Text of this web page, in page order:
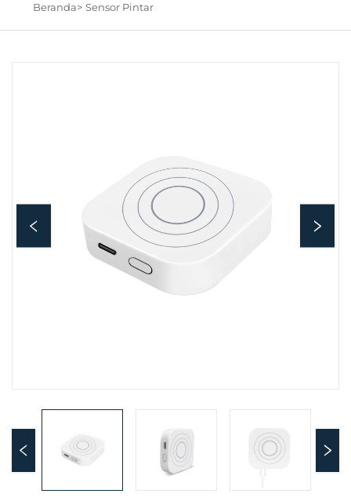
Beranda> Sensor Pintar